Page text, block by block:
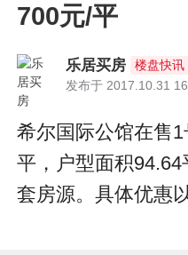
700元/平
乐居买房
楼盘快讯
发布于 2017.10.31
希尔国际公馆在售
平，户型面积
套房源。具体优惠